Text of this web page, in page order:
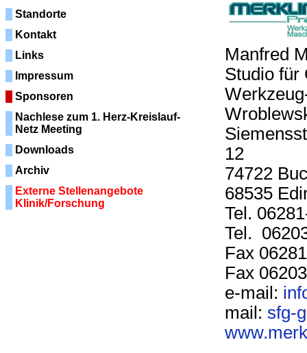
Standorte
Kontakt
Links
Impressum
Sponsoren
Nachlese zum 1. Herz-Kreislauf-
Netz Meeting
Downloads
Archiv
Externe Stellenangebote
Klinik/Forschung
Studio für
12
68535
Tel.
Fax
e-mail:
mail: sfg-